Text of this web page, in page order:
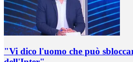
"Vi dico l'uomo che può